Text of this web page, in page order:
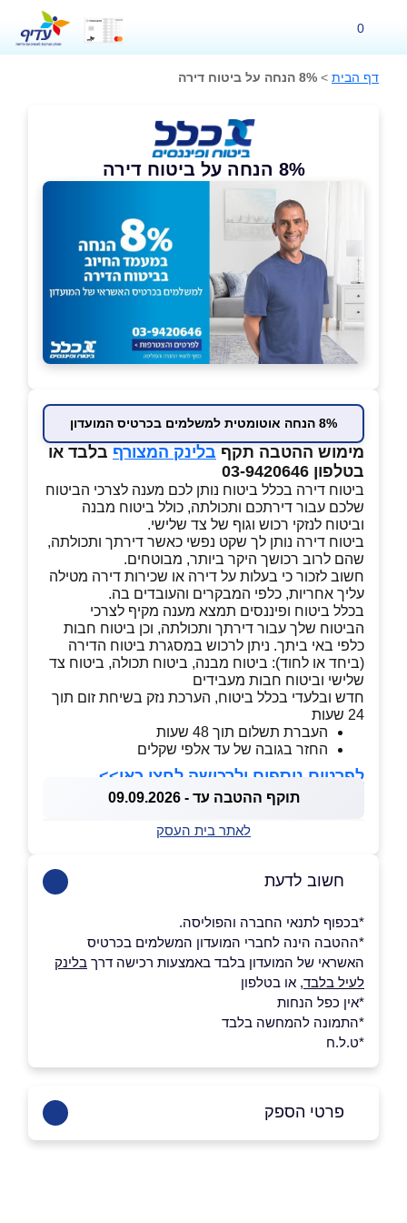
0
דף הבית > 8% הנחה על ביטוח דירה
8% הנחה על ביטוח דירה
8% הנחה אוטומטית למשלמים בכרטיס המועדון
מימוש ההטבה תקף בלינק המצורף בלבד או
בטלפון 03-9420646
ביטוח דירה בכלל ביטוח נותן לכם מענה לצרכי הביטוח
שלכם עבור דירתכם ותכולתה, כולל ביטוח מבנה
וביטוח לנזקי רכוש וגוף של צד שלישי.
ביטוח דירה נותן לך שקט נפשי כאשר דירתך ותכולתה,
שהם לרוב רכושך היקר ביותר, מבוטחים.
חשוב לזכור כי בעלות על דירה או שכירות דירה מטילה
עליך אחריות, כלפי המבקרים והעובדים בה.
בכלל ביטוח ופיננסים תמצא מענה מקיף לצרכי
הביטוח שלך עבור דירתך ותכולתה, וכן ביטוח חבות
כלפי באי ביתך. ניתן לרכוש במסגרת ביטוח הדירה
(ביחד או לחוד): ביטוח מבנה, ביטוח תכולה, ביטוח צד
שלישי וביטוח חבות מעבידים
חדש ובלעדי בכלל ביטוח, הערכת נזק בשיחת זום תוך
24 שעות
העברת תשלום תוך 48 שעות
החזר בגובה של עד אלפי שקלים
לפרטים נוספים ולרכישה לחצו כאן>>
תוקף ההטבה עד - 09.09.2026
לאתר בית העסק
חשוב לדעת
*בכפוף לתנאי החברה והפוליסה.
*ההטבה הינה לחברי המועדון המשלמים בכרטיס
האשראי של המועדון בלבד באמצעות רכישה דרך בלינק
לעיל בלבד, או בטלפון
*אין כפל הנחות
*התמונה להמחשה בלבד
*ט.ל.ח
פרטי הספק